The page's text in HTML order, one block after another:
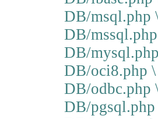
DB/msql.php
DB/
DB/
DB/oci8.php \
DB/odbc.php
DB/